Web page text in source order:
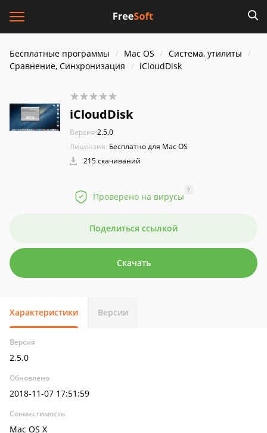
Бесплатные программы Mac OS
Система, утилиты
Сравнение, Синхронизация
iCloudDisk
iCloudDisk
Версия:2.5.0
Лицензия: Бесплатно для Mac OS
215 скачиваний
Проверено на вирусы
?
Поделиться ссылкой
Скачать
Характеристики Версии
Версия
2.5.0
Обновлено
2018-11-07 17:51:59
Совместимость
Mac OS X